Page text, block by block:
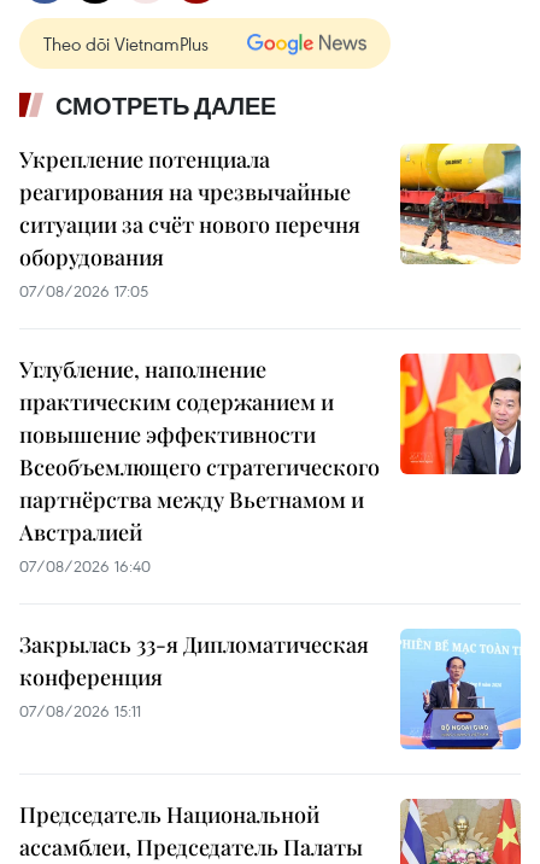
Theo dõi VietnamPlus
СМОТРЕТЬ ДАЛЕЕ
Укрепление потенциала
реагирования на чрезвычайные
ситуации за счёт нового перечня
оборудования
07/08/2026 17:05
Углубление, наполнение
практическим содержанием и
повышение эффективности
Всеобъемлющего стратегического
партнёрства между Вьетнамом и
Австралией
07/08/2026 16:40
Закрылась 33-я Дипломатическая
конференция
07/08/2026 15:11
Председатель Национальной
ассамблеи, Председатель Палаты